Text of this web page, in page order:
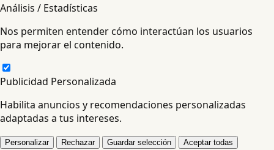
Análisis / Estadísticas
Nos permiten entender cómo interactúan los usuarios
para mejorar el contenido.
Publicidad Personalizada
Habilita anuncios y recomendaciones personalizadas
adaptadas a tus intereses.
Personalizar Rechazar Guardar selección Aceptar todas